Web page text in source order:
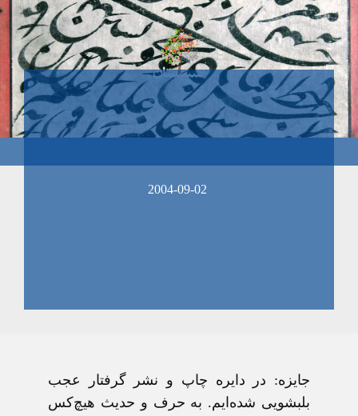
2004-09-02
جايزه: در دايره چاپ و نشر گرفتار عجب
بلبشويی شده‌ايم. به حرف و حديث هيچ‌کس